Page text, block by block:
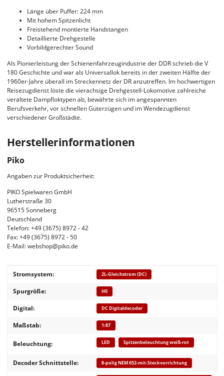
Länge über Puffer: 224 mm
Mit hohem Spitzenlicht
Freistehend montierte Handstangen
Detaillierte Drehgestelle
Vorbildgerechter Sound
Als Pionierleistung der Schienenfahrzeugindustrie der DDR schrieb die V
180 Geschichte und war als Universallok bereits in der zweiten Hälfte der
1960er-Jahre überall im Streckennetz der DR anzutreffen. Im hochwertigen
Reisezugdienst löste die vierachsige Drehgestell-Lokomotive zahlreiche
veraltete Dampfloktypen ab, bewährte sich im angespannten
Berufsverkehr, vor schnellen Güterzügen und im Wendezugdienst
verschiedener Großstädte.
Herstellerinformationen
Piko
Angaben zur Produktsicherheit:
PIKO Spielwaren GmbH
Lutherstraße 30
96515 Sonneberg
Deutschland
Telefon: +49 (3675) 8972 - 42
Fax: +49 (3675) 8972 - 50
E-Mail: webshop@piko.de
Produkteigenschaft
Wert
Stromsystem: 2L-Gleichstrom (DC)
Spurgröße: H0
Digital: DC Digitaldecoder
Maßstab: 1:87
Beleuchtung: LED Spitzenbeleuchtung weiß-rot
Decoder Schnittstelle: 8-polig NEM 652-mit-Steckvorrichtung